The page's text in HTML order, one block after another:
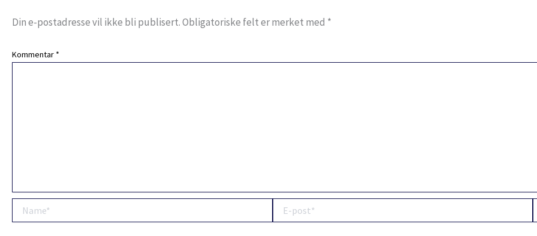
Din e-postadresse vil ikke bli publisert.Obligatoriske felt er merket med *
Kommentar *
post*